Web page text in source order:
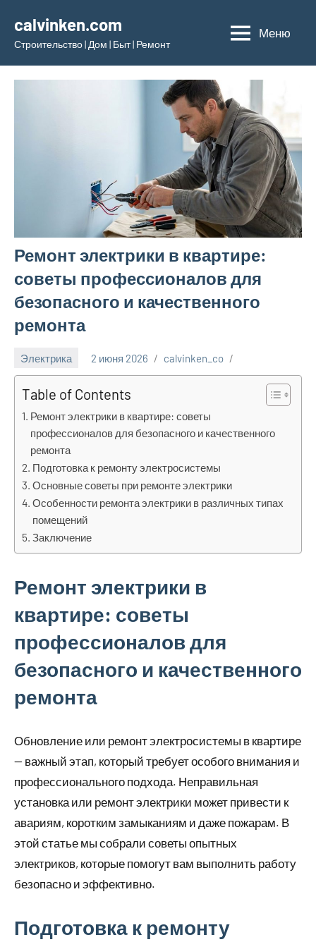
содержимому
calvinken.com
Строительство | Дом | Быт | Ремонт
Меню
Ремонт электрики в квартире:
советы профессионалов для
безопасного и качественного
ремонта
Электрика 2 июня 2026 calvinken_co
Table of Contents
Ремонт электрики в квартире: советы
профессионалов для безопасного и качественного
ремонта
Подготовка к ремонту электросистемы
Основные советы при ремонте электрики
Особенности ремонта электрики в различных типах
помещений
Заключение
Ремонт электрики в
квартире: советы
профессионалов для
безопасного и качественного
ремонта
Обновление или ремонт электросистемы в квартире
— важный этап, который требует особого внимания и
профессионального подхода. Неправильная
установка или ремонт электрики может привести к
авариям, коротким замыканиям и даже пожарам. В
этой статье мы собрали советы опытных
электриков, которые помогут вам выполнить работу
безопасно и эффективно.
Подготовка к ремонту